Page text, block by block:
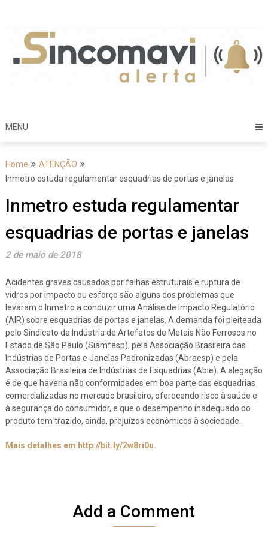
content
MENU
Home
ATENÇÃO
Inmetro estuda regulamentar esquadrias de portas e janelas
Inmetro estuda regulamentar
esquadrias de portas e janelas
2 de maio de 2018
Acidentes graves causados por falhas estruturais e ruptura de
vidros por impacto ou esforço são alguns dos problemas que
levaram o Inmetro a conduzir uma Análise de Impacto Regulatório
(AIR) sobre esquadrias de portas e janelas. A demanda foi pleiteada
pelo Sindicato da Indústria de Artefatos de Metais Não Ferrosos no
Estado de São Paulo (Siamfesp), pela Associação Brasileira das
Indústrias de Portas e Janelas Padronizadas (Abraesp) e pela
Associação Brasileira de Indústrias de Esquadrias (Abie). A alegação
é de que haveria não conformidades em boa parte das esquadrias
comercializadas no mercado brasileiro, oferecendo risco à saúde e
à segurança do consumidor, e que o desempenho inadequado do
produto tem trazido, ainda, prejuízos econômicos à sociedade.
Mais detalhes em http://bit.ly/2w8ri0u.
Add a Comment